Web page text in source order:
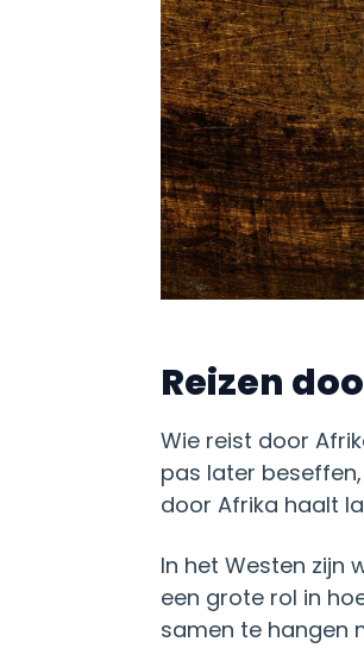
Reizen
Wie reist door
pas later
door Afrika haalt
In het Westen zijn
een grote rol in
samen te hangen